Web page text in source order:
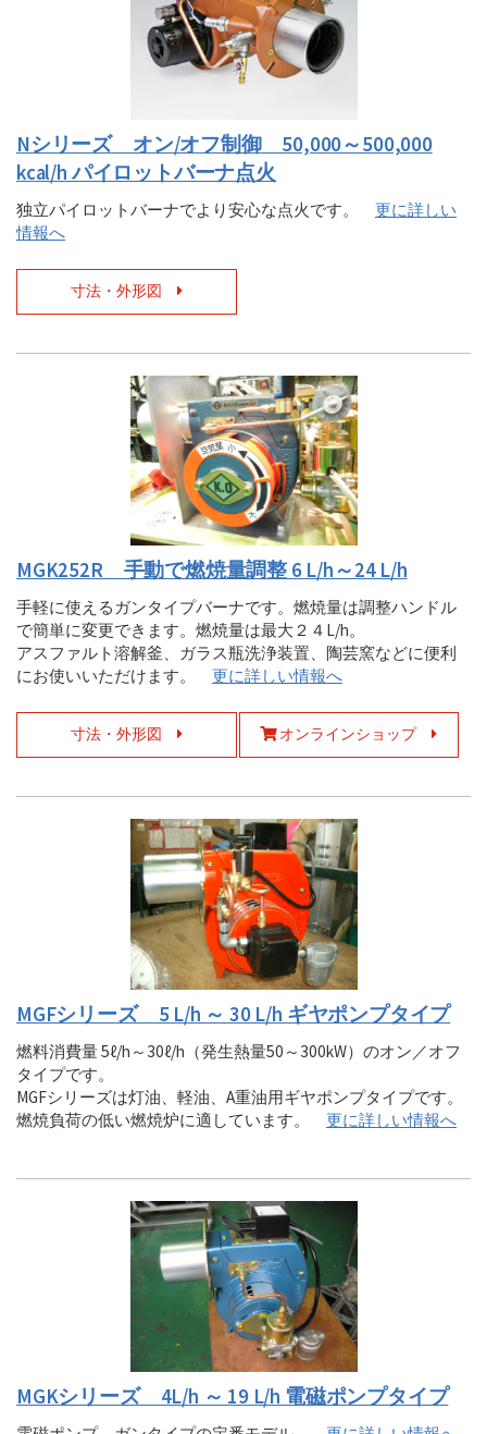
Nシリーズ オン/オフ制御 50,000～500,000
kcal/h パイロットバーナ点火
独立パイロットバーナでより安心な点火です。 更に詳しい
情報へ
寸法・外形図
MGK252R 手動で燃焼量調整 6 L/h～24 L/h
手軽に使えるガンタイプバーナです。燃焼量は調整ハンドル
で簡単に変更できます。燃焼量は最大２４L/h。
アスファルト溶解釜、ガラス瓶洗浄装置、陶芸窯などに便利
にお使いいただけます。 更に詳しい情報へ
寸法・外形図 オンラインショップ
MGFシリーズ 5 L/h ～ 30 L/h ギヤポンプタイプ
燃料消費量 5ℓ/h～30ℓ/h（発生熱量50～300kW）のオン／オフ
タイプです。
MGFシリーズは灯油、軽油、A重油用ギヤポンプタイプです。
燃焼負荷の低い燃焼炉に適しています。 更に詳しい情報へ
MGKシリーズ 4L/h ～ 19 L/h 電磁ポンプタイプ